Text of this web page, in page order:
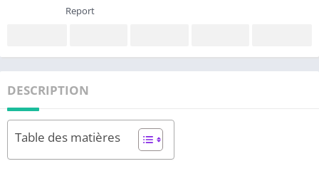
Report
DESCRIPTION
Table des matières